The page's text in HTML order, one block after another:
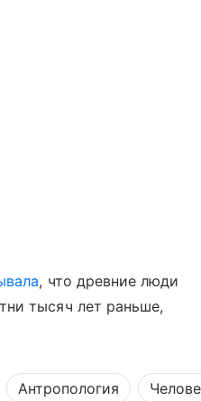
, что древние люди
тысяч лет раньше,
Антропология